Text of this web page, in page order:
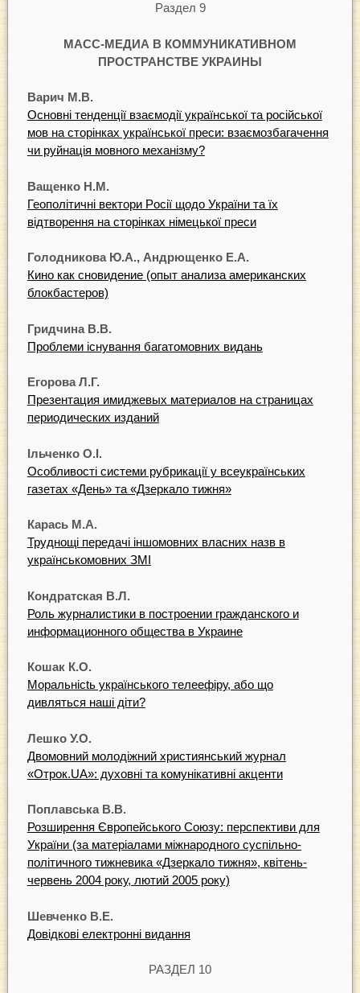
Раздел 9
МАСС-МЕДИА В КОММУНИКАТИВНОМ
ПРОСТРАНСТВЕ УКРАИНЫ
Варич М.В.
Основні тенденції взаємодії української та російської
мов на cтopiнкax української преси: взаємозбагачення
чи руйнація мовного механізму?
Ващенко Н.М.
Геополітичні вектори Pociї щодо України та їх
відтворення на cтopiнкax німецької преси
Голодникова Ю.А., Андрющенко Е.А.
Кино как сновидение (опыт анализа американских
блокбастеров)
Гридчина В.В.
Проблеми існування багатомовних видань
Егорова Л.Г.
Презентация имиджевых материалов на страницах
периодических изданий
Ільченко О.І.
Особливості системи рубрикації у всеукраїнських
газетах «День» та «Дзеркало тижня»
Карась М.А.
Труднощі передачі іншомовних власних назв в
українськомовних ЗMI
Кондратская В.Л.
Роль журналистики в построении гражданского и
информационного общества в Украине
Кошак К.О.
Моральніctь українського телеефіру, або що
дивляться наші діти?
Лешко У.О.
Двомовний молодіжний християнський журнал
«Oтpoк.UA»: духовні та комунікативні акценти
Поплавська В.В.
Розширення Європейського Cоюзу: перспективи для
України (за матеріалами міжнародного суспільно-
політичного тижневика «Дзеркало тижня», квiтeнь-
червень 2004 року, лютий 2005 року)
Шевченко В.Е.
Довідкові електронні видання
РАЗДЕЛ 10